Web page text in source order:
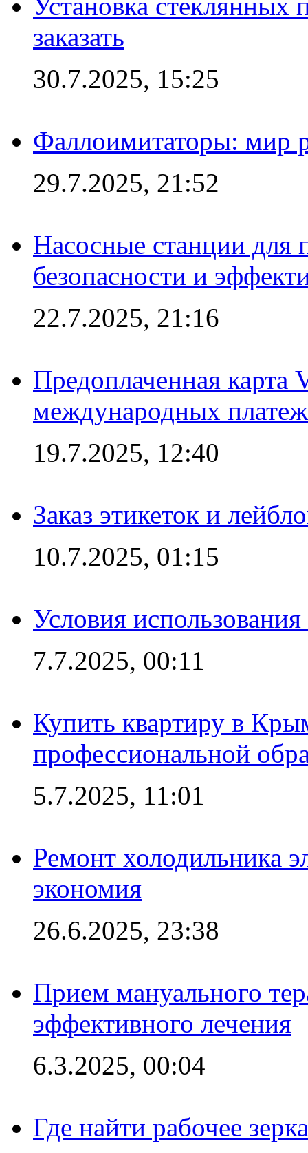
заказать
30.7.2025, 15:25
Фаллоимитаторы: мир
29.7.2025, 21:52
Насосные станции для
безопасности и
22.7.2025, 21:16
Предоплаченная карта
международных
19.7.2025, 12:40
Заказ этикеток и
10.7.2025, 01:15
Условия
7.7.2025, 00:11
Купить квартиру в
профессиональной
5.7.2025, 11:01
Ремонт холодильника
экономия
26.6.2025, 23:38
Прием мануального
эффективного лечения
6.3.2025, 00:04
Где найти рабочее